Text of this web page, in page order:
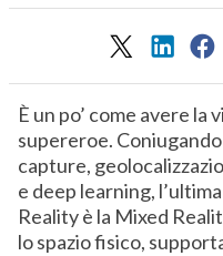
È un po’ come avere la
supereroe.
capture,
e deep learning,
Reality è la Mixed
lo spazio fisico,